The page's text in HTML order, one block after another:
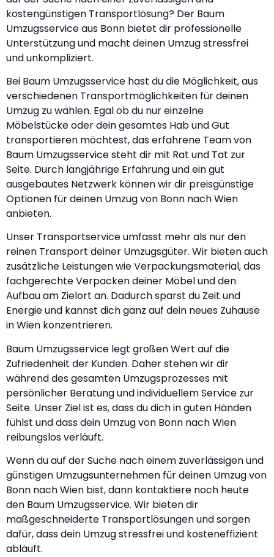
kostengünstigen Transportlösung? Der Baum
Umzugsservice aus Bonn bietet dir professionelle
Unterstützung und macht deinen Umzug stressfrei
und unkompliziert.
Bei Baum Umzugsservice hast du die Möglichkeit, aus
verschiedenen Transportmöglichkeiten für deinen
Umzug zu wählen. Egal ob du nur einzelne
Möbelstücke oder dein gesamtes Hab und Gut
transportieren möchtest, das erfahrene Team von
Baum Umzugsservice steht dir mit Rat und Tat zur
Seite. Durch langjährige Erfahrung und ein gut
ausgebautes Netzwerk können wir dir preisgünstige
Optionen für deinen Umzug von Bonn nach Wien
anbieten.
Unser Transportservice umfasst mehr als nur den
reinen Transport deiner Umzugsgüter. Wir bieten auch
zusätzliche Leistungen wie Verpackungsmaterial, das
fachgerechte Verpacken deiner Möbel und den
Aufbau am Zielort an. Dadurch sparst du Zeit und
Energie und kannst dich ganz auf dein neues Zuhause
in Wien konzentrieren.
Baum Umzugsservice legt großen Wert auf die
Zufriedenheit der Kunden. Daher stehen wir dir
während des gesamten Umzugsprozesses mit
persönlicher Beratung und individuellem Service zur
Seite. Unser Ziel ist es, dass du dich in guten Händen
fühlst und dass dein Umzug von Bonn nach Wien
reibungslos verläuft.
Wenn du auf der Suche nach einem zuverlässigen und
günstigen Umzugsunternehmen für deinen Umzug von
Bonn nach Wien bist, dann kontaktiere noch heute
den Baum Umzugsservice. Wir bieten dir
maßgeschneiderte Transportlösungen und sorgen
dafür, dass dein Umzug stressfrei und kosteneffizient
abläuft.